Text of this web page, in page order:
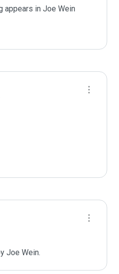
appears in Joe Wein
Joe Wein.